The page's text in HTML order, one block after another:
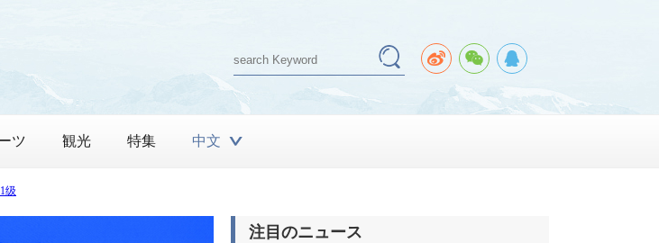
ツ 観光 特集 中文
注目のニュース